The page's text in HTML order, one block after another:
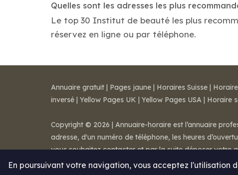
Quelles sont les adresses les plus
Le top 30 Institut de beauté les plus
réservez en ligne ou par téléphone.
En poursuivant votre navigation, vous acceptez l'utilisation
Annuaire gratuit | Pages jaune | Horaires Suisse |
inversé | Yellow Pages UK | Yellow Pages USA | Horaire
Copyright © 2026 | Annuaire-horaire est l’annuaire
adresse, d'un numéro de téléphone, les heures
vous souhaitez contacter et par la suite déposer votre
Mentions légales-Conditions de ventes- Contact